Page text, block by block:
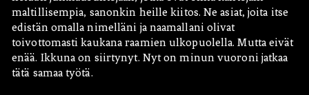
maltillisempia, sanonkin heille kiitos. Ne asiat, joita itse
edistän omalla nimelläni ja naamallani olivat
toivottomasti kaukana raamien ulkopuolella. Mutta eivät
enää. Ikkuna on siirtynyt. Nyt on minun vuoroni jatkaa
tätä samaa työtä.